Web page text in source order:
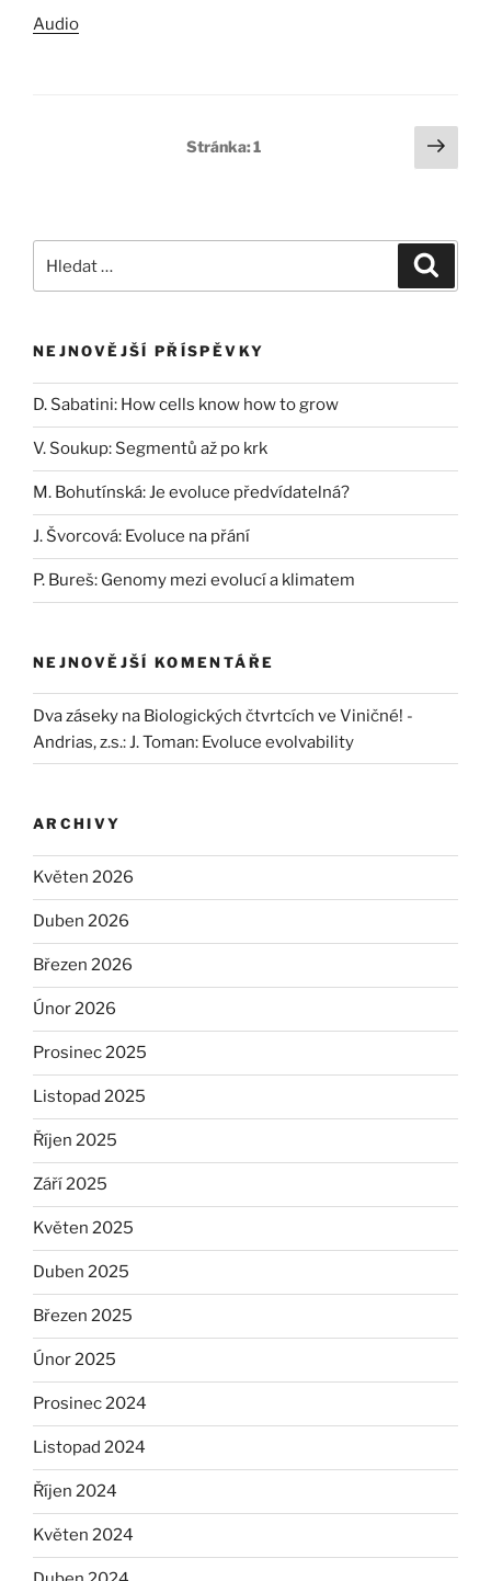
Audio
Stránka:1
Další
NEJNOVĚJŠÍ PŘÍSPĚVKY
D. Sabatini: How cells know how to grow
V. Soukup: Segmentů až po krk
M. Bohutínská: Je evoluce předvídatelná?
J. Švorcová: Evoluce na přání
P. Bureš: Genomy mezi evolucí a klimatem
NEJNOVĚJŠÍ KOMENTÁŘE
Dva záseky na Biologických čtvrtcích ve Viničné! -
Andrias, z.s.:J. Toman: Evoluce evolvability
ARCHIVY
Květen 2026
Duben 2026
Březen 2026
Únor 2026
Prosinec 2025
Listopad 2025
Říjen 2025
Září 2025
Květen 2025
Duben 2025
Březen 2025
Únor 2025
Prosinec 2024
Listopad 2024
Říjen 2024
Květen 2024